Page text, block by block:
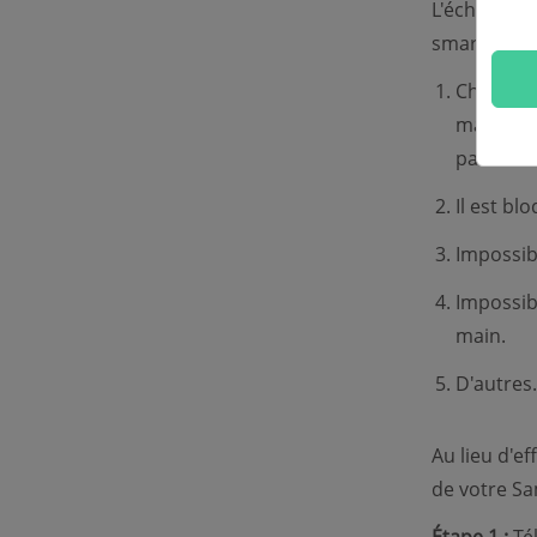
L'échec du
Chaque
mais
pas le
Il est
main.
D'autres.
Au lieu
de votre